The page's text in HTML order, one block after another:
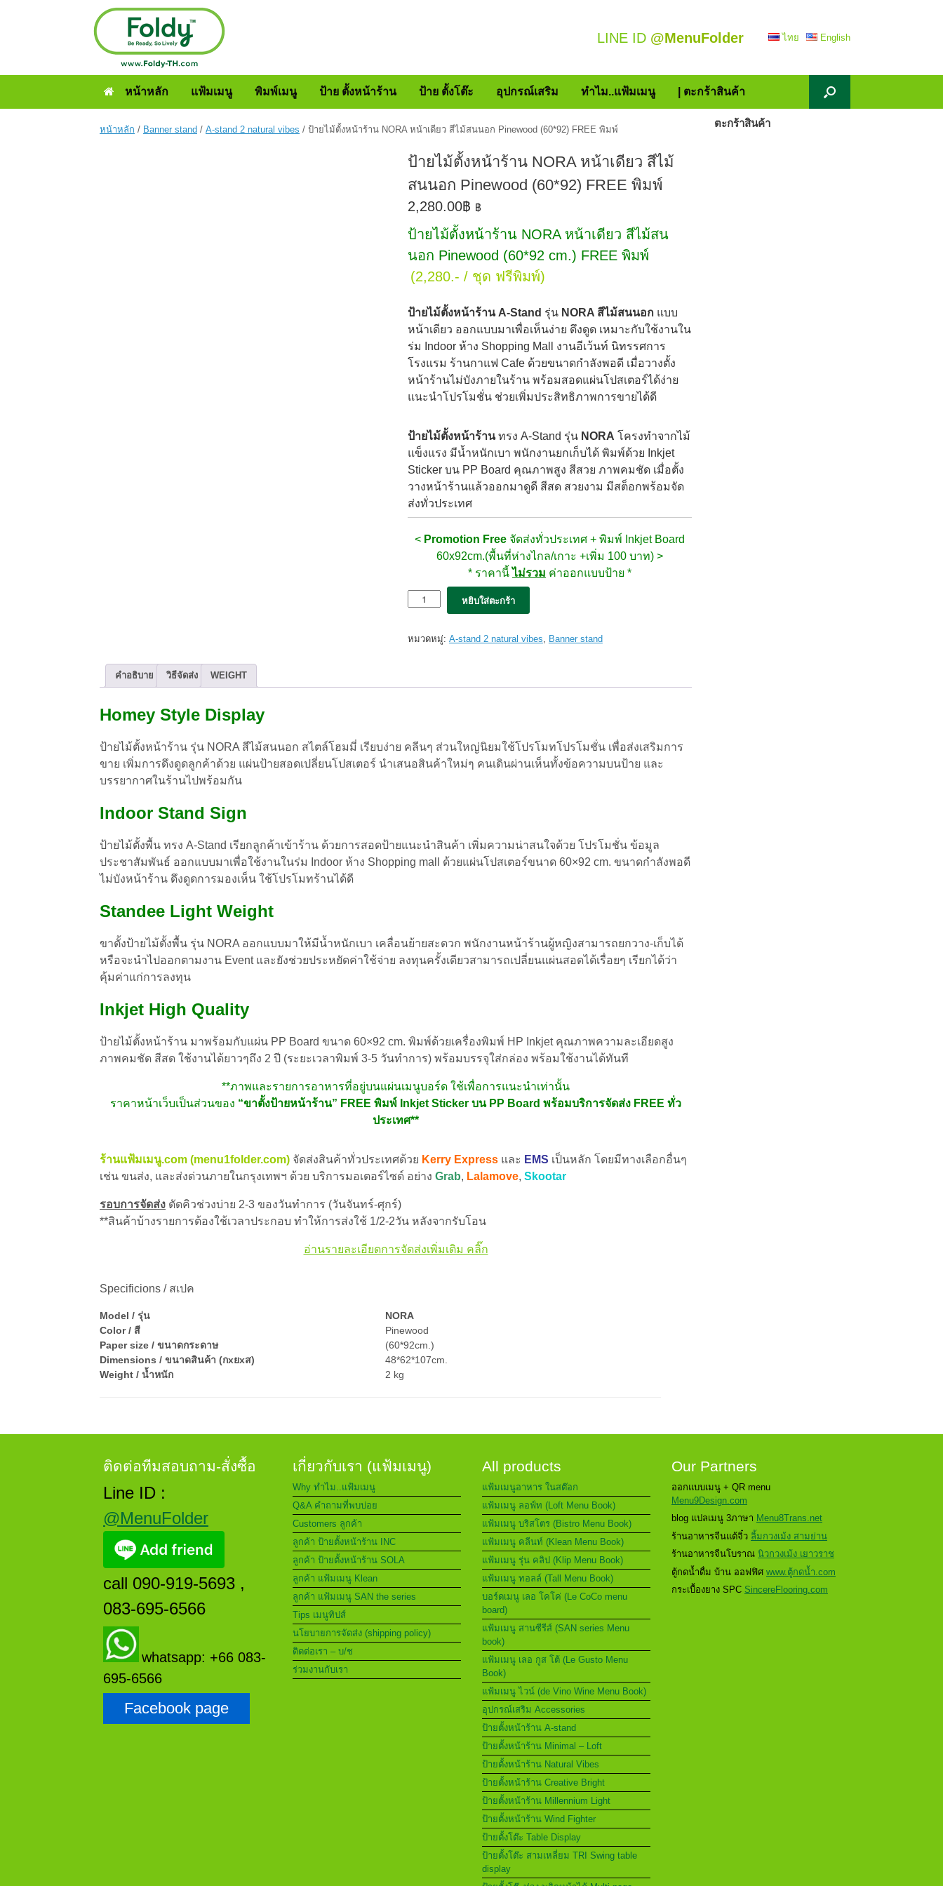
LINE ID @MenuFolder ไทย English
หน้าหลัก แฟ้มเมนู พิมพ์เมนู ป้าย ตั้งหน้าร้าน ป้าย ตั้งโต๊ะ อุปกรณ์เสริม ทำไม..แฟ้มเมนู | ตะกร้าสินค้า
หน้าหลัก / Banner stand / A-stand 2 natural vibes / ป้ายไม้ตั้งหน้าร้าน NORA หน้าเดียว สีไม้สนนอก Pinewood (60*92) FREE พิมพ์
ป้ายไม้ตั้งหน้าร้าน NORA หน้าเดียว สีไม้
สนนอก Pinewood (60*92) FREE พิมพ์
2,280.00฿ ฿
ป้ายไม้ตั้งหน้าร้าน NORA หน้าเดียว สีไม้สน
นอก Pinewood (60*92 cm.) FREE พิมพ์
(2,280.- / ชุด ฟรีพิมพ์)
ป้ายไม้ตั้งหน้าร้าน A-Stand รุ่น NORA สีไม้สนนอก แบบ
หน้าเดียว ออกแบบมาเพื่อเห็นง่าย ดึงดูด เหมาะกับใช้งานใน
ร่ม Indoor ห้าง Shopping Mall งานอีเว้นท์ นิทรรศการ
โรงแรม ร้านกาแฟ Cafe ด้วยขนาดกำลังพอดี เมื่อวางตั้ง
หน้าร้านไม่บังภายในร้าน พร้อมสอดแผ่นโปสเตอร์ได้ง่าย
แนะนำโปรโมชั่น ช่วยเพิ่มประสิทธิภาพการขายได้ดี
ป้ายไม้ตั้งหน้าร้านทรง A-Stand รุ่น NORA โครงทำจากไม้
แข็งแรง มีน้ำหนักเบา พนักงานยกเก็บได้ พิมพ์ด้วย Inkjet
Sticker บน PP Board คุณภาพสูง สีสวย ภาพคมชัด เมื่อตั้ง
วางหน้าร้านแล้วออกมาดูดี สีสด สวยงาม มีสต็อกพร้อมจัด
ส่งทั่วประเทศ
< Promotion Freeจัดส่งทั่วประเทศ + พิมพ์ Inkjet Board
60x92cm.(พื้นที่ห่างไกล/เกาะ +เพิ่ม 100 บาท) >
* ราคานี้ไม่รวม ค่าออกแบบป้าย *
จำนวน
ป้าย
หน้า
สน
นอก
Pinewood
หยิบใส่ตะกร้า
หมวดหมู่: A-stand 2 natural vibes Banner stand
คำอธิบาย วิธีจัดส่ง WEIGHT
Homey Style Display
ป้ายไม้ตั้งหน้าร้าน รุ่น NORA สีไม้สนนอก สไตล์โฮมมี่ เรียบง่าย คลีนๆ ส่วนใหญ่นิยมใช้โปรโมทโปรโมชั่น เพื่อส่งเสริมการ
ขาย เพิ่มการดึงดูดลูกค้าด้วย แผ่นป้ายสอดเปลี่ยนโปสเตอร์ นำเสนอสินค้าใหม่ๆ คนเดินผ่านเห็นทั้งข้อความบนป้าย และ
บรรยากาศในร้านไปพร้อมกัน
Indoor Stand Sign
ป้ายไม้ตั้งพื้น ทรง A-Stand เรียกลูกค้าเข้าร้าน ด้วยการสอดป้ายแนะนำสินค้า เพิ่มความน่าสนใจด้วย โปรโมชั่น ข้อมูล
ประชาสัมพันธ์ ออกแบบมาเพื่อใช้งานในร่ม Indoor ห้าง Shopping mall ด้วยแผ่นโปสเตอร์ขนาด 60×92 cm. ขนาดกำลังพอดี
ไม่บังหน้าร้าน ดึงดูดการมองเห็น ใช้โปรโมทร้านได้ดี
Standee Light Weight
ขาตั้งป้ายไม้ตั้งพื้น รุ่น NORA ออกแบบมาให้มีน้ำหนักเบา เคลื่อนย้ายสะดวก พนักงานหน้าร้านผู้หญิงสามารถยกวาง-เก็บได้
หรือจะนำไปออกตามงาน Event และยังช่วยประหยัดค่าใช้จ่าย ลงทุนครั้งเดียวสามารถเปลี่ยนแผ่นสอดได้เรื่อยๆ เรียกได้ว่า
คุ้มค่าแก่การลงทุน
Inkjet High Quality
ป้ายไม้ตั้งหน้าร้าน มาพร้อมกับแผ่น PP Board ขนาด 60×92 cm. พิมพ์ด้วยเครื่องพิมพ์ HP Inkjet คุณภาพความละเอียดสูง
ภาพคมชัด สีสด ใช้งานได้ยาวๆถึง 2 ปี (ระยะเวลาพิมพ์ 3-5 วันทำการ) พร้อมบรรจุใส่กล่อง พร้อมใช้งานได้ทันที
**ภาพและรายการอาหารที่อยู่บนแผ่นเมนูบอร์ด ใช้เพื่อการแนะนำเท่านั้น
ราคาหน้าเว็บเป็นส่วนของ “ขาตั้งป้ายหน้าร้าน” FREE พิมพ์ Inkjet Sticker บน PP Board พร้อมบริการจัดส่ง FREE ทั่ว
ประเทศ**
ร้านแฟ้มเมนู.com (menu1folder.com) จัดส่งสินค้าทั่วประเทศด้วย Kerry Express และ EMS เป็นหลัก โดยมีทางเลือกอื่นๆ
เช่น ขนส่ง, และส่งด่วนภายในกรุงเทพฯ ด้วย บริการมอเตอร์ไซด์ อย่าง Grab, Lalamove, Skootar
รอบการจัดส่ง ตัดคิวช่วงบ่าย 2-3 ของวันทำการ (วันจันทร์-ศุกร์)
**สินค้าบ้างรายการต้องใช้เวลาประกอบ ทำให้การส่งใช้ 1/2-2วัน หลังจากรับโอน
อ่านรายละเอียดการจัดส่งเพิ่มเติม คลิ๊ก
Specificions / สเปค
Model / รุ่น
NORA
Color / สี
Pinewood
Paper size / ขนาดกระดาษ
(60*92cm.)
Dimensions / ขนาดสินค้า (กxยxส)
48*62*107cm.
Weight / น้ำหนัก
2 kg
ตะกร้าสินค้า
ติดต่อทีมสอบถาม-สั่งซื้อ
Line ID :
@MenuFolder
call 090-919-5693 ,
083-695-6566
whatsapp: +66 083-
695-6566
Facebook page
เกี่ยวกับเรา (แฟ้มเมนู)
Why ทำไม..แฟ้มเมนู
Q&A คำถามที่พบบ่อย
Customers ลูกค้า
ลูกค้า ป้ายตั้งหน้าร้าน INC
ลูกค้า ป้ายตั้งหน้าร้าน SOLA
ลูกค้า แฟ้มเมนู Klean
ลูกค้า แฟ้มเมนู SAN the series
Tips เมนูทิปส์
นโยบายการจัดส่ง (shipping policy)
ติดต่อเรา – บ/ช
ร่วมงานกับเรา
All products
แฟ้มเมนูอาหาร ในสต๊อก
แฟ้มเมนู ลอฟ์ท (Loft Menu Book)
แฟ้มเมนู บริสโตร (Bistro Menu Book)
แฟ้มเมนู คลีนท์ (Klean Menu Book)
แฟ้มเมนู รุ่น คลิป (Klip Menu Book)
แฟ้มเมนู ทอลล์ (Tall Menu Book)
บอร์ดเมนู เลอ โคโค่ (Le CoCo menu
board)
แฟ้มเมนู สานซีรีส์ (SAN series Menu
book)
แฟ้มเมนู เลอ กูส โต้ (Le Gusto Menu
Book)
แฟ้มเมนู ไวน์ (de Vino Wine Menu Book)
อุปกรณ์เสริม Accessories
ป้ายตั้งหน้าร้าน A-stand
ป้ายตั้งหน้าร้าน Minimal – Loft
ป้ายตั้งหน้าร้าน Natural Vibes
ป้ายตั้งหน้าร้าน Creative Bright
ป้ายตั้งหน้าร้าน Millennium Light
ป้ายตั้งหน้าร้าน Wind Fighter
ป้ายตั้งโต๊ะ Table Display
ป้ายตั้งโต๊ะ สามเหลี่ยม TRI Swing table
display
Our Partners
ออกแบบเมนู + QR menu
Menu9Design.com
blog แปลเมนู 3ภาษา Menu8Trans.net
ร้านอาหารจีนแต้จิ๋ว ลิ้มกวงเม้ง สามย่าน
ร้านอาหารจีนโบราณ นิวกวงเม้ง เยาวราช
ตู้กดน้ำดื่ม บ้าน ออฟฟิศ www.ตู้กดน้ำ.com
กระเบื้องยาง SPC SincereFlooring.com